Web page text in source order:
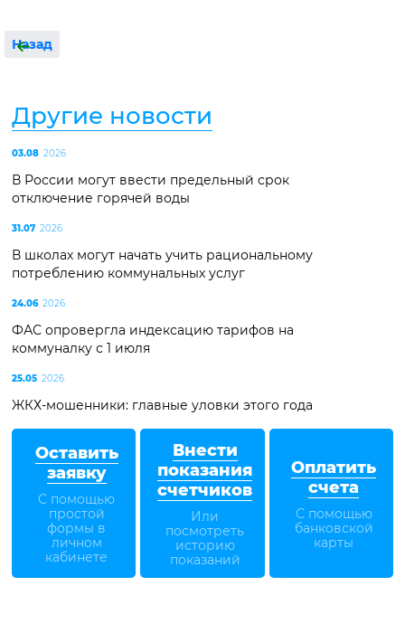
Назад
Оставить
заявку
С помощью
простой
формы в
личном
кабинете
Внести
показания
счетчиков
Или
посмотреть
историю
показаний
Оплатить
счета
С помощью
банковской
карты
Другие новости
03.08 2026
В России могут ввести предельный срок
отключение горячей воды
31.07 2026
В школах могут начать учить рациональному
потреблению коммунальных услуг
24.06 2026
ФАС опровергла индексацию тарифов на
коммуналку с 1 июля
25.05 2026
ЖКХ-мошенники: главные уловки этого года